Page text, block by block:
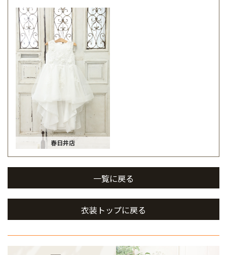
春日井店
一覧に戻る
衣装トップに戻る